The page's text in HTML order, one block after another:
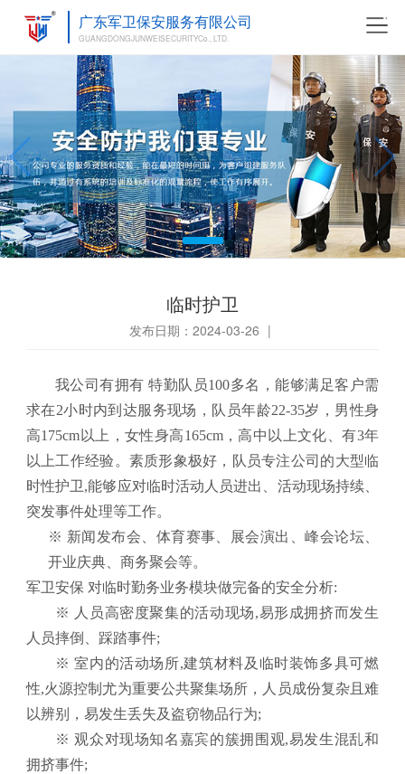
广东军卫保安服务有限公司
GUANGDONGJUNWEISECURITYCo., LTD.
临时护卫
发布日期：2024-03-26 |
我公司有拥有 特勤队员100多名，能够满足客户需
求在2小时内到达服务现场， 队员年龄22-35岁，男性身
高175cm以上，女性身高165cm，高中以上文化、有3年
以上工作经验。素质形象极好，队员专注公司的大型临
时性护卫,能够应对临时活动人员进出、活动现场持续、
突发事件处理等工作。
※ 新闻发布会、体育赛事、展会演出、峰会论坛、
开业庆典、商务聚会等。
军卫安保 对临时勤务业务模块做完备的安全分析:
※ 人员高密度聚集的活动现场,易形成拥挤而发生
人员摔倒、踩踏事件;
※室内的活动场所,建筑材料及临时装饰多具可燃
性,火源控制尤为重要公共聚集场所，人员成份复杂且难
以辨别，易发生丢失及盗窃物品行为;
※ 观众对现场知名嘉宾的簇拥围观,易发生混乱和
拥挤事件;